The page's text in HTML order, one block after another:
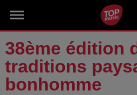
38ème édition
traditions
bonhomme